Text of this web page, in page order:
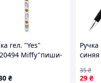
гел. "Yes"
Miffy"пиши-
₴
0.7мм
29 ₴
35₴